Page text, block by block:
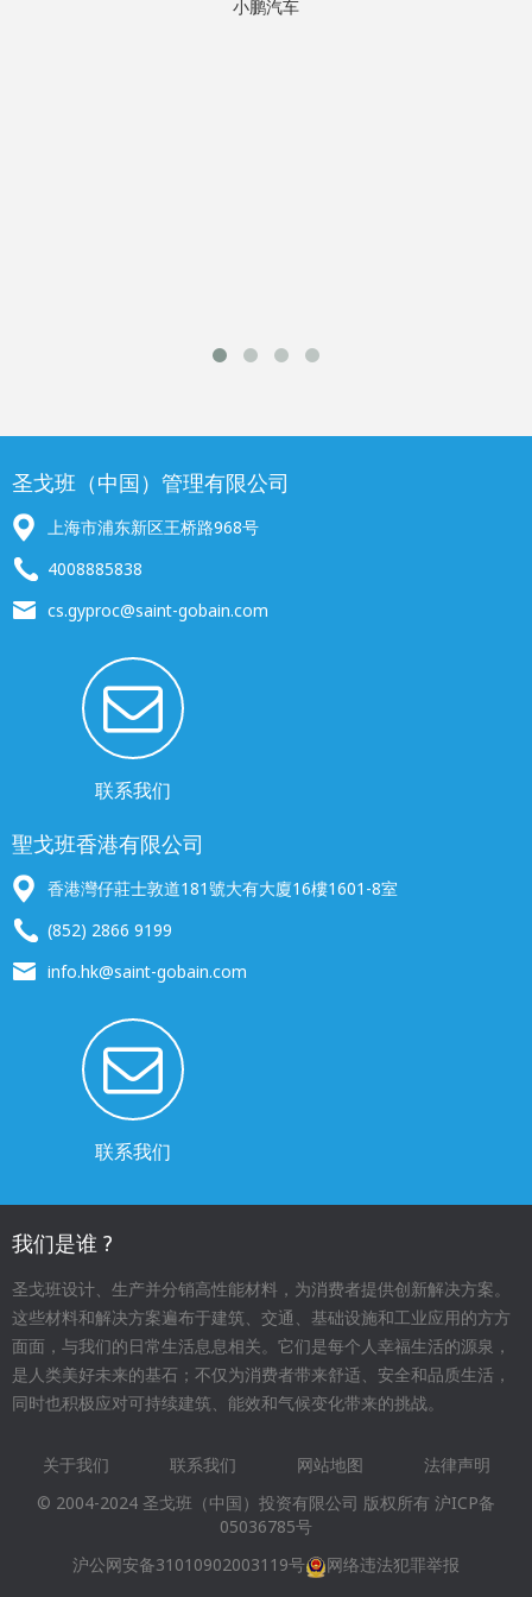
小鹏汽车
圣戈班（中国）管理有限公司
上海市浦东新区王桥路968号
4008885838
cs.gyproc@saint-gobain.com
联系我们
聖戈班香港有限公司
香港灣仔莊士敦道181號大有大廈16樓1601-8室
(852) 2866 9199
info.hk@saint-gobain.com
联系我们
我们是谁 ?
圣戈班设计、生产并分销高性能材料，为消费者提供创新解决方案。
这些材料和解决方案遍布于建筑、交通、基础设施和工业应用的方方
面面，与我们的日常生活息息相关。它们是每个人幸福生活的源泉，
是人类美好未来的基石；不仅为消费者带来舒适、安全和品质生活，
同时也积极应对可持续建筑、能效和气候变化带来的挑战。
Footer
menu
关于我们 联系我们 网站地图
法律声明
© 2004-2024 圣戈班（中国）投资有限公司 版权所有 沪ICP备
05036785号
沪公网安备31010902003119号
网络违法犯罪举报